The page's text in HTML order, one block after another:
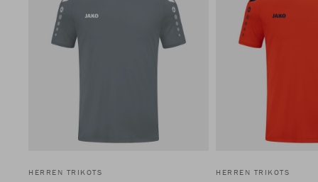
HERREN TRIKOTS HERREN TRIKOTS